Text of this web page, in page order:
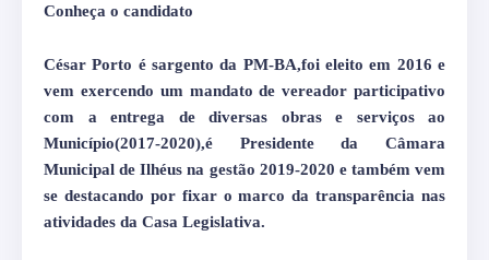
Conheça o candidato
César Porto é sargento da PM-BA,foi eleito em 2016 e
vem exercendo um mandato de vereador participativo
com a entrega de diversas obras e serviços ao
Município(2017-2020),é Presidente da Câmara
Municipal de Ilhéus na gestão 2019-2020 e também vem
se destacando por fixar o marco da transparência nas
atividades da Casa Legislativa.